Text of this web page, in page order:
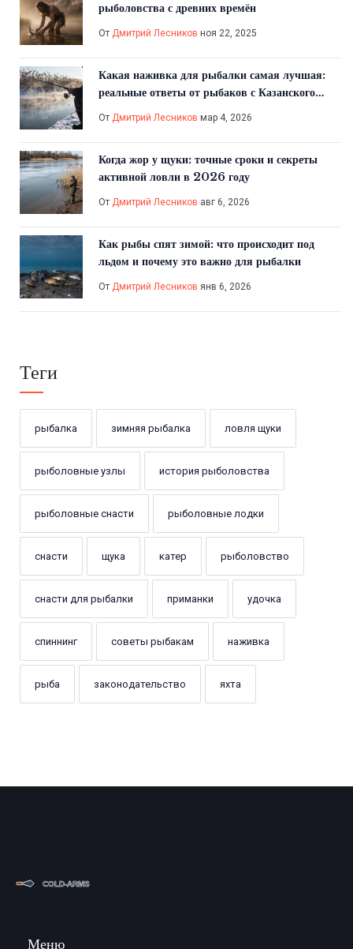
рыболовства с древних времён
От Дмитрий Лесников ноя 22, 2025
Какая наживка для рыбалки самая лучшая:
реальные ответы от рыбаков с Казанского
От Дмитрий Лесников мар 4, 2026
Когда жор у щуки: точные сроки и секреты
активной ловли в 2026 году
От Дмитрий Лесников авг 6, 2026
Как рыбы спят зимой: что происходит под
льдом и почему это важно для рыбалки
От Дмитрий Лесников янв 6, 2026
Теги
рыбалка зимняя рыбалка ловля щуки
рыболовные узлы история рыболовства
рыболовные снасти рыболовные лодки
снасти щука катер рыболовство
снасти для рыбалки приманки удочка
спиннинг советы рыбакам наживка
рыба законодательство яхта
Меню